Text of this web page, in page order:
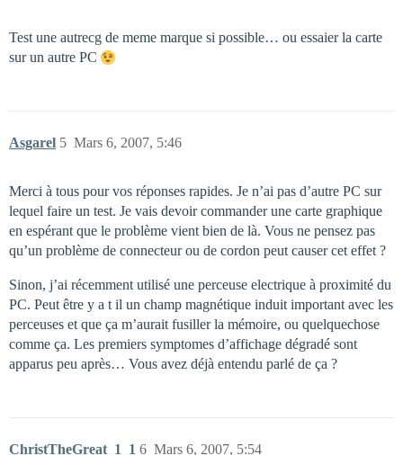
Test une autrecg de meme marque si possible… ou essaier la carte
sur un autre PC
Asgarel Mars 6, 2007, 5:46
5
Merci à tous pour vos réponses rapides. Je n’ai pas d’autre PC sur
lequel faire un test. Je vais devoir commander une carte graphique
en espérant que le problème vient bien de là. Vous ne pensez pas
qu’un problème de connecteur ou de cordon peut causer cet effet ?
Sinon, j’ai récemment utilisé une perceuse electrique à proximité du
PC. Peut être y a t il un champ magnétique induit important avec les
perceuses et que ça m’aurait fusiller la mémoire, ou quelquechose
comme ça. Les premiers symptomes d’affichage dégradé sont
apparus peu après… Vous avez déjà entendu parlé de ça ?
ChristTheGreat_1_1 Mars 6, 2007, 5:54
6